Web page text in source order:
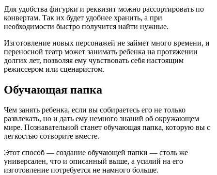
Для удобства фигурки и реквизит можно рассортировать по
конвертам. Так их будет удобнее хранить, а при
необходимости быстро получится найти нужные.
Изготовление новых персонажей не займет много времени, и
переносной театр может занимать ребенка на протяжении
долгих лет, позволяя ему чувствовать себя настоящим
режиссером или сценаристом.
Обучающая папка
Чем занять ребенка, если вы собираетесь его не только
развлекать, но и дать ему немного знаний об окружающем
мире. Познавательной станет обучающая папка, которую вы с
легкостью сотворите вместе.
Этот способ — создание обучающей папки — столь же
универсален, что и описанный выше, а усилий на его
изготовление потребуется не намного больше.